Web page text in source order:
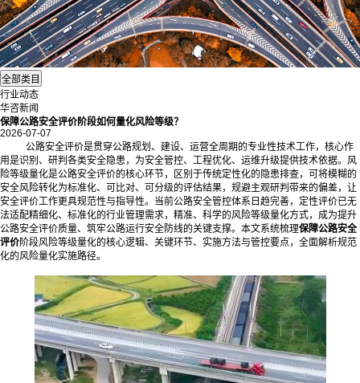
行业动态
华咨新闻
保障公路安全评价阶段如何量化风险等级？
2026-07-07
公路安全评价是贯穿公路规划、建设、运营全周期的专业性技术工作，核心作
用是识别、研判各类安全隐患，为安全管控、工程优化、运维升级提供技术依据。风
险等级量化是公路安全评价的核心环节，区别于传统定性化的隐患排查，可将模糊的
安全风险转化为标准化、可比对、可分级的评估结果，规避主观研判带来的偏差，让
安全评价工作更具规范性与指导性。当前公路安全管控体系日趋完善，定性评价已无
法适配精细化、标准化的行业管理需求，精准、科学的风险等级量化方式，成为提升
公路安全评价质量、筑牢公路运行安全防线的关键支撑。本文系统梳理保障公路安全
评价阶段风险等级量化的核心逻辑、关键环节、实施方法与管控要点，全面解析规范
化的风险量化实施路径。